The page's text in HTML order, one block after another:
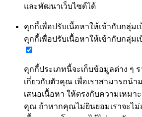
และพัฒนาเว็บไซต์ได้
คุกกี้เพื่อปรับเนื้อหาให้เข้ากับกลุ่มเ
คุกกี้เพื่อปรับเนื้อหาให้เข้ากับกลุ่มเ
คุกกี้ประเภทนี้จะเก็บข้อมูลต่าง ๆ
เกี่ยวกับตัวคุณ เพื่อเราสามารถนำ
เสนอเนื้อหา ให้ตรงกับความเหม
คุณ ถ้าหากคุณไม่ยินยอมเราจะไม่